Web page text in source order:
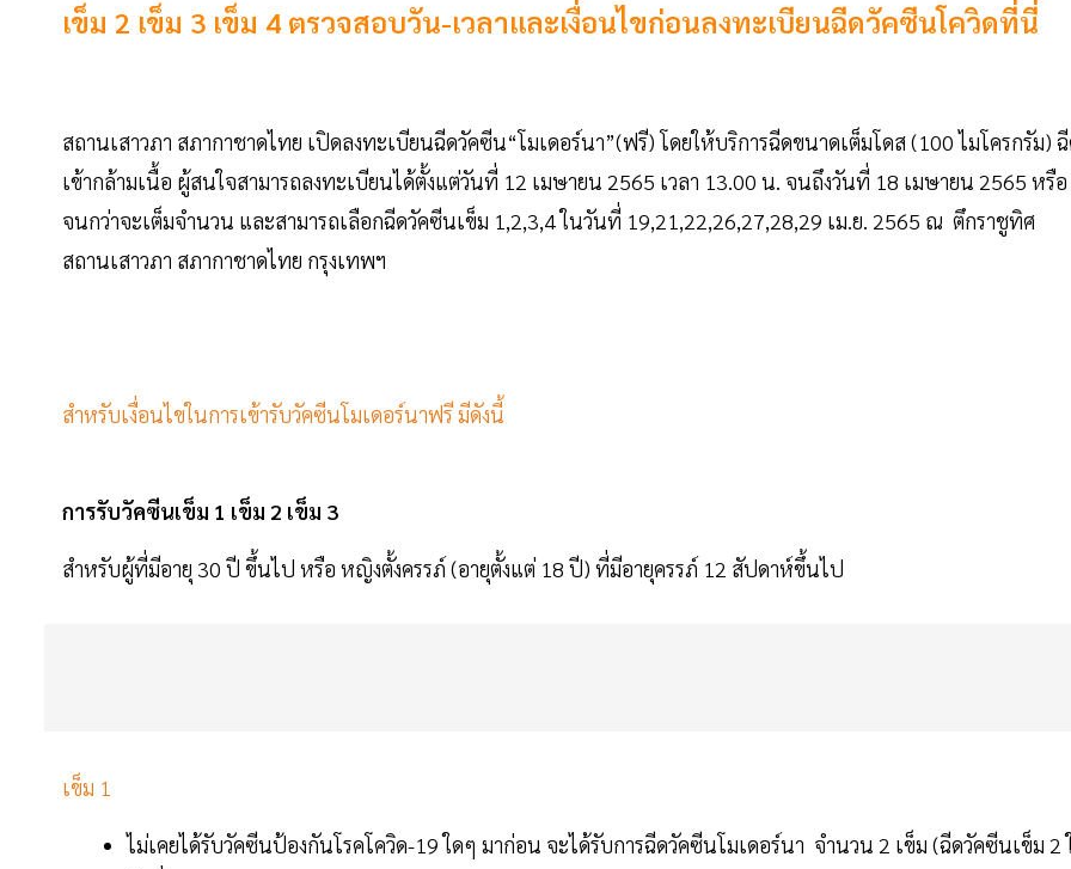
เข็ม 2 เข็ม 3 เข็ม 4 ตรวจสอบวัน-เวลาและเงื่อนไขก่อนลงทะเบียนฉีดวัคซีนโควิดที่นี่
สถานเสาวภา สภากาชาดไทย เปิดลงทะเบียนฉีดวัคซีน“โมเดอร์นา”(ฟรี) โดยให้บริการฉีดขนาดเต็มโดส (100 ไมโครกรัม)
เข้ากล้ามเนื้อ ผู้สนใจสามารถลงทะเบียนได้ตั้งแต่วันที่ 12 เมษายน 2565 เวลา 13.00 น. จนถึงวันที่ 18 เมษายน 2565 หรือ
จนกว่าจะเต็มจำนวน และสามารถเลือกฉีดวัคซีนเข็ม 1,2,3,4 ในวันที่ 19,21,22,26,27,28,29 เม.ย. 2565 ณ ตึกราชูทิศ
สถานเสาวภา สภากาชาดไทย กรุงเทพฯ
สำหรับเงื่อนไขในการเข้ารับวัคซีนโมเดอร์นาฟรี มีดังนี้
การรับวัคซีนเข็ม 1 เข็ม 2 เข็ม 3
สำหรับผู้ที่มีอายุ 30 ปี ขึ้นไป หรือ หญิงตั้งครรภ์ (อายุตั้งแต่ 18 ปี) ที่มีอายุครรภ์ 12 สัปดาห์ขึ้นไป
เข็ม 1
ไม่เคยได้รับวัคซีนป้องกันโรคโควิด-19 ใดๆ มาก่อน จะได้รับการฉีดวัคซีนโมเดอร์นา จำนวน 2 เข็ม (ฉีดวัคซีนเข็ม 2